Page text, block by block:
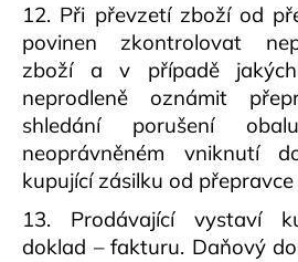
12. Při převzetí zboží od
povinen zkontrolovat
zboží a v případě
neprodleně oznámit
shledání porušení
neoprávněném vniknutí
kupující zásilku od
13. Prodávající vystaví
doklad – fakturu. Daňový